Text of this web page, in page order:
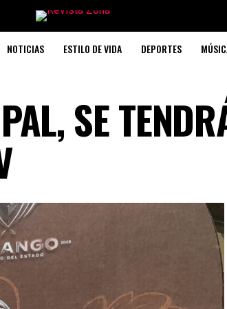
NOTICIAS ESTILO DE VIDA DEPORTES
SE